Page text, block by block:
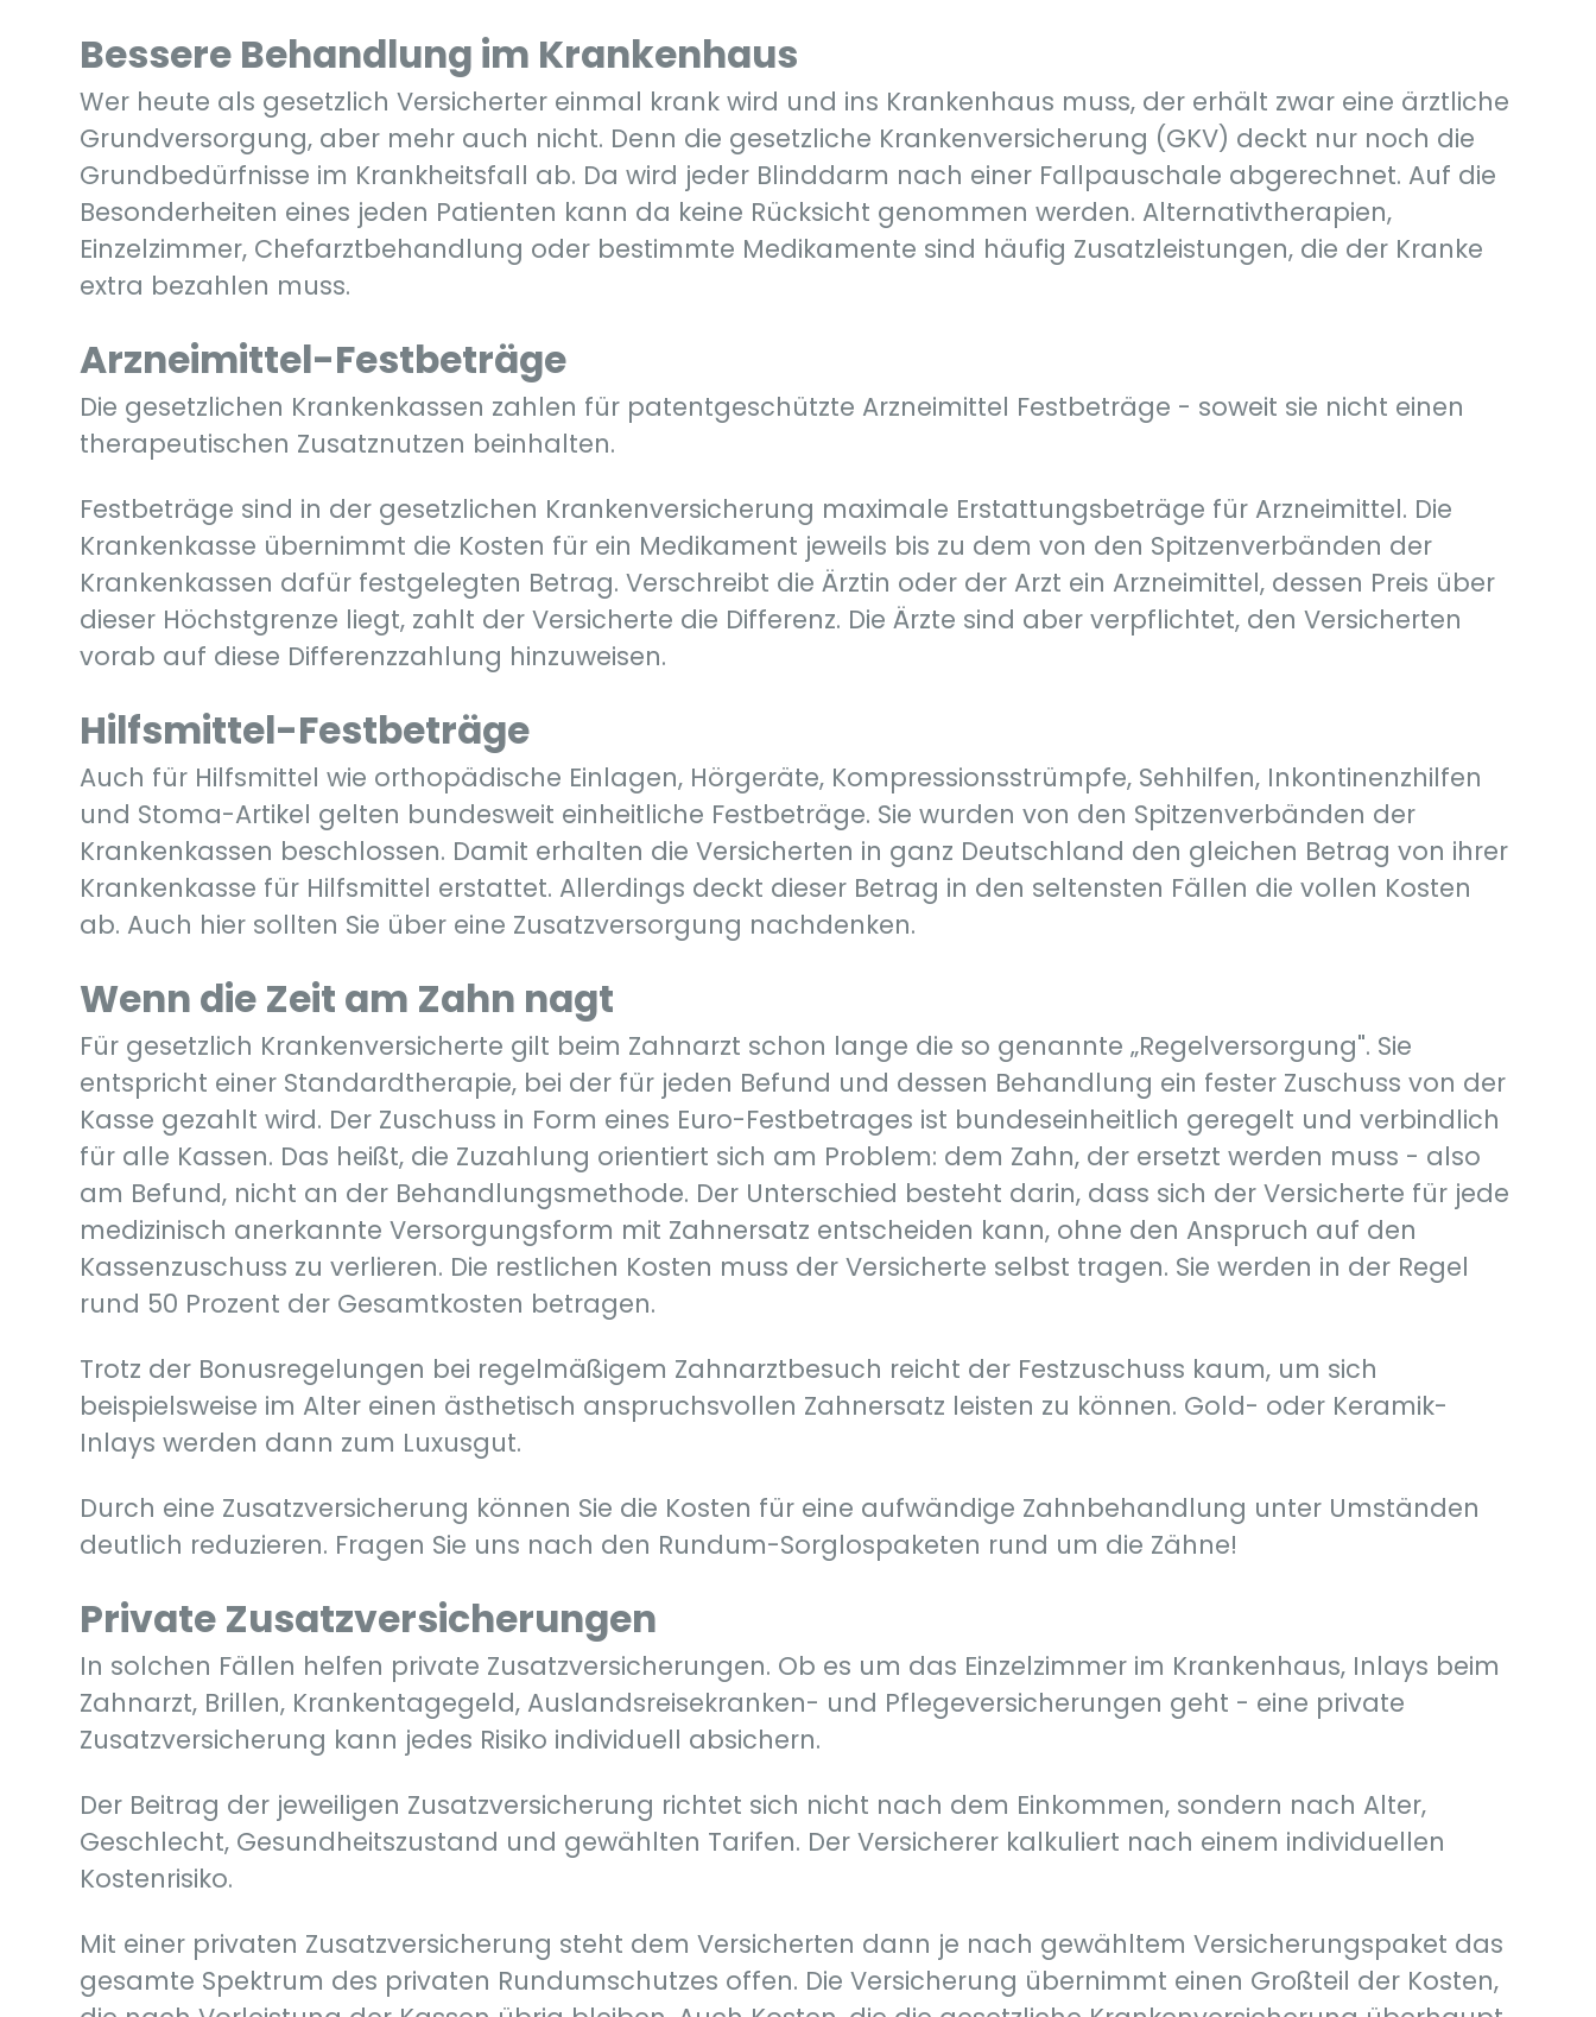
Bessere Behandlung im Krankenhaus
Wer heute als gesetzlich Versicherter einmal krank wird und ins Krankenhaus muss, der erhält zwar eine ärztliche
Grundversorgung, aber mehr auch nicht. Denn die gesetzliche Krankenversicherung (GKV) deckt nur noch die
Grundbedürfnisse im Krankheitsfall ab. Da wird jeder Blinddarm nach einer Fallpauschale abgerechnet. Auf die
Besonderheiten eines jeden Patienten kann da keine Rücksicht genommen werden. Alternativtherapien,
Einzelzimmer, Chefarztbehandlung oder bestimmte Medikamente sind häufig Zusatzleistungen, die der Kranke
extra bezahlen muss.
Arzneimittel-Festbeträge
Die gesetzlichen Krankenkassen zahlen für patentgeschützte Arzneimittel Festbeträge - soweit sie nicht einen
therapeutischen Zusatznutzen beinhalten.
Festbeträge sind in der gesetzlichen Krankenversicherung maximale Erstattungsbeträge für Arzneimittel. Die
Krankenkasse übernimmt die Kosten für ein Medikament jeweils bis zu dem von den Spitzenverbänden der
Krankenkassen dafür festgelegten Betrag. Verschreibt die Ärztin oder der Arzt ein Arzneimittel, dessen Preis über
dieser Höchstgrenze liegt, zahlt der Versicherte die Differenz. Die Ärzte sind aber verpflichtet, den Versicherten
vorab auf diese Differenzzahlung hinzuweisen.
Hilfsmittel-Festbeträge
Auch für Hilfsmittel wie orthopädische Einlagen, Hörgeräte, Kompressionsstrümpfe, Sehhilfen, Inkontinenzhilfen
und Stoma-Artikel gelten bundesweit einheitliche Festbeträge. Sie wurden von den Spitzenverbänden der
Krankenkassen beschlossen. Damit erhalten die Versicherten in ganz Deutschland den gleichen Betrag von ihrer
Krankenkasse für Hilfsmittel erstattet. Allerdings deckt dieser Betrag in den seltensten Fällen die vollen Kosten
ab. Auch hier sollten Sie über eine Zusatzversorgung nachdenken.
Wenn die Zeit am Zahn nagt
Für gesetzlich Krankenversicherte gilt beim Zahnarzt schon lange die so genannte „Regelversorgung". Sie
entspricht einer Standardtherapie, bei der für jeden Befund und dessen Behandlung ein fester Zuschuss von der
Kasse gezahlt wird. Der Zuschuss in Form eines Euro-Festbetrages ist bundeseinheitlich geregelt und verbindlich
für alle Kassen. Das heißt, die Zuzahlung orientiert sich am Problem: dem Zahn, der ersetzt werden muss - also
am Befund, nicht an der Behandlungsmethode. Der Unterschied besteht darin, dass sich der Versicherte für jede
medizinisch anerkannte Versorgungsform mit Zahnersatz entscheiden kann, ohne den Anspruch auf den
Kassenzuschuss zu verlieren. Die restlichen Kosten muss der Versicherte selbst tragen. Sie werden in der Regel
rund 50 Prozent der Gesamtkosten betragen.
Trotz der Bonusregelungen bei regelmäßigem Zahnarztbesuch reicht der Festzuschuss kaum, um sich
beispielsweise im Alter einen ästhetisch anspruchsvollen Zahnersatz leisten zu können. Gold- oder Keramik-
Inlays werden dann zum Luxusgut.
Durch eine Zusatzversicherung können Sie die Kosten für eine aufwändige Zahnbehandlung unter Umständen
deutlich reduzieren. Fragen Sie uns nach den Rundum-Sorglospaketen rund um die Zähne!
Private Zusatzversicherungen
In solchen Fällen helfen private Zusatzversicherungen. Ob es um das Einzelzimmer im Krankenhaus, Inlays beim
Zahnarzt, Brillen, Krankentagegeld, Auslandsreisekranken- und Pflegeversicherungen geht - eine private
Zusatzversicherung kann jedes Risiko individuell absichern.
Der Beitrag der jeweiligen Zusatzversicherung richtet sich nicht nach dem Einkommen, sondern nach Alter,
Geschlecht, Gesundheitszustand und gewählten Tarifen. Der Versicherer kalkuliert nach einem individuellen
Kostenrisiko.
Mit einer privaten Zusatzversicherung steht dem Versicherten dann je nach gewähltem Versicherungspaket das
gesamte Spektrum des privaten Rundumschutzes offen. Die Versicherung übernimmt einen Großteil der Kosten,